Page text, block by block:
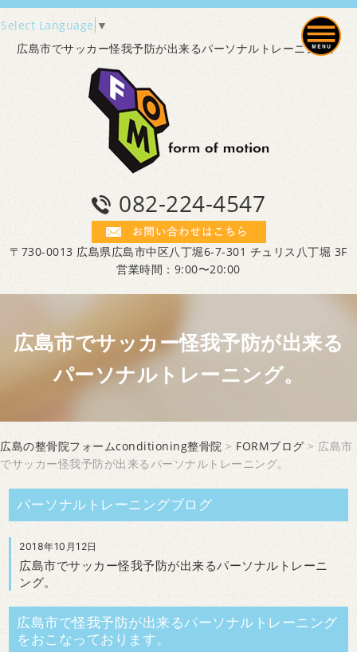
Select Language ▼
広島市でサッカー怪我予防が出来るパーソナルトレーニング。
082-224-4547
〒730-0013 広島県広島市中区八丁堀6-7-301 チュリス八丁堀 3F
営業時間：9:00〜20:00
広島市でサッカー怪我予防が出来る
パーソナルトレーニング。
広島の整骨院フォームconditioning整骨院 > FORMブログ > 広島市
でサッカー怪我予防が出来るパーソナルトレーニング。
パーソナルトレーニングブログ
2018年10月12日
広島市でサッカー怪我予防が出来るパーソナルトレーニ
ング。
広島市で怪我予防が出来るパーソナルトレーニング
をおこなっております。